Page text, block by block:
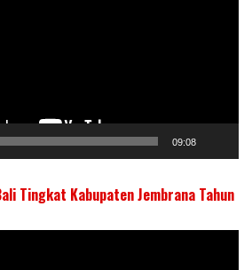
09:08
Tingkat Kabupaten Jembrana Tahun